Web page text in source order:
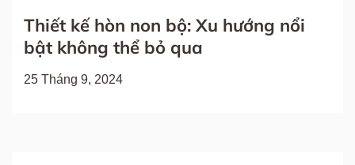
Thiết kế hòn non bộ: Xu hướng nổi
bật không thể bỏ qua
25 Tháng 9, 2024